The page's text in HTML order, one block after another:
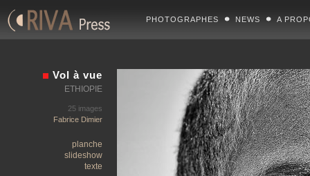
PHOTOGRAPHES NEWS A
Vol à vue
ETHIOPIE
25 images
Fabrice Dimier
planche
slideshow
texte